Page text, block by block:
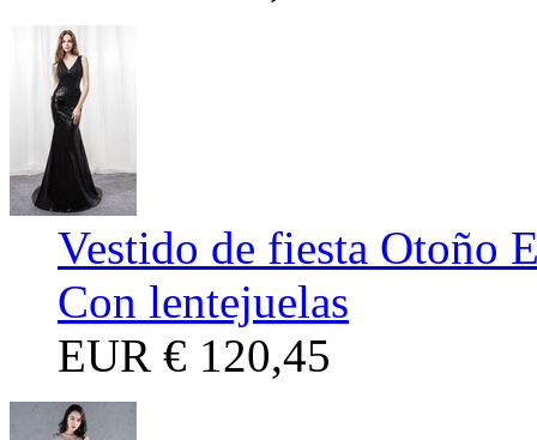
Vestido de fiesta Otoño
Con lentejuelas
EUR € 120,45